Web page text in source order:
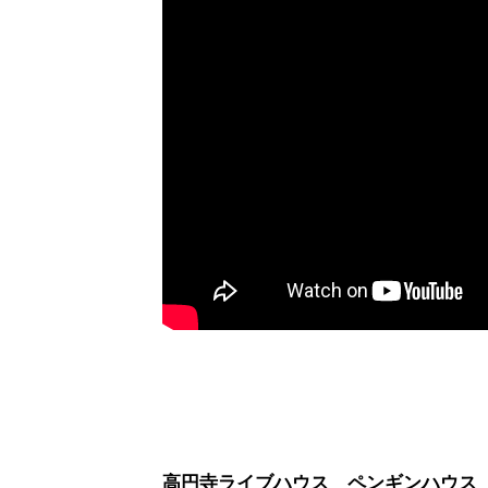
高円寺ライブハウス ペンギンハウス